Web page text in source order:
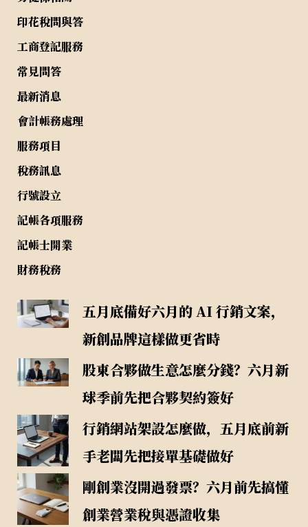
印花稅問與答
工商登記服務
常見問答
最新消息
會計帳務處理
服務項目
稅務訊息
行號設立
記帳各項服務
記帳士開業
財務稅務
五月底備好六月的 AI 行銷文案，
新創品牌這樣做更省時
股東合夥做生意怎麼分錢？六月新
球季前先把合夥契約簽好
行銷網站架設怎麼做，五月底前新
手老闆先把接單基礎做好
剛創業沒開過發票？六月前先搞懂
創業營業稅與憑證收集